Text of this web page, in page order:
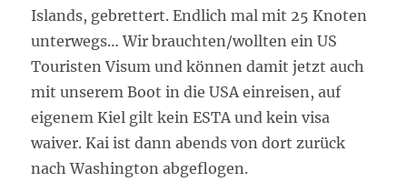
Islands, gebrettert. Endlich mal mit 25 Knoten
unterwegs… Wir brauchten/wollten ein US
Touristen Visum und können damit jetzt auch
mit unserem Boot in die USA einreisen, auf
eigenem Kiel gilt kein ESTA und kein visa
waiver. Kai ist dann abends von dort zurück
nach Washington abgeflogen.